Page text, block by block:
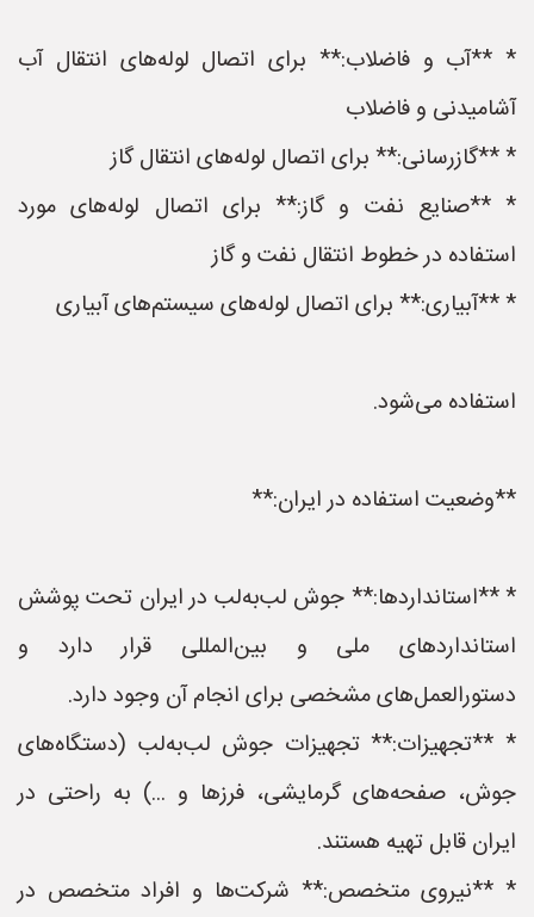
* **آب و فاضلاب:** برای اتصال لوله‌های انتقال آب
آشامیدنی و فاضلاب
* **گازرسانی:** برای اتصال لوله‌های انتقال گاز
* **صنایع نفت و گاز:** برای اتصال لوله‌های مورد
استفاده در خطوط انتقال نفت و گاز
* **آبیاری:** برای اتصال لوله‌های سیستم‌های آبیاری
استفاده می‌شود.
**وضعیت استفاده در ایران:**
* **استانداردها:** جوش لب‌به‌لب در ایران تحت پوشش
استانداردهای ملی و بین‌المللی قرار دارد و
دستورالعمل‌های مشخصی برای انجام آن وجود دارد.
* **تجهیزات:** تجهیزات جوش لب‌به‌لب (دستگاه‌های
جوش، صفحه‌های گرمایشی، فرزها و ...) به راحتی در
ایران قابل تهیه هستند.
* **نیروی متخصص:** شرکت‌ها و افراد متخصص در